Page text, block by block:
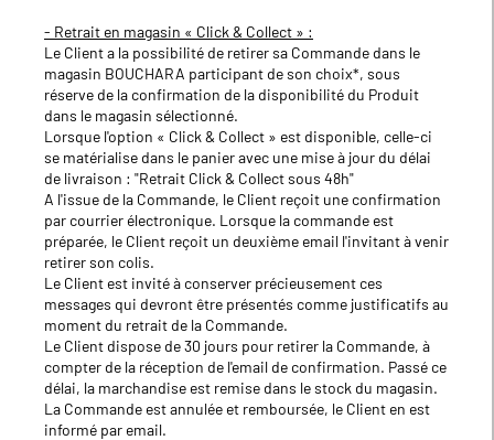
- Retrait en magasin « Click & Collect » :
Le Client a la possibilité de retirer sa Commande dans le
magasin BOUCHARA participant de son choix*, sous
réserve de la confirmation de la disponibilité du Produit
dans le magasin sélectionné.
Lorsque l'option « Click & Collect » est disponible, celle-ci
se matérialise dans le panier avec une mise à jour du délai
de livraison : "Retrait Click & Collect sous 48h"
A l'issue de la Commande, le Client reçoit une confirmation
par courrier électronique. Lorsque la commande est
préparée, le Client reçoit un deuxième email l'invitant à venir
retirer son colis.
Le Client est invité à conserver précieusement ces
messages qui devront être présentés comme justificatifs au
moment du retrait de la Commande.
Le Client dispose de 30 jours pour retirer la Commande, à
compter de la réception de l'email de confirmation. Passé ce
délai, la marchandise est remise dans le stock du magasin.
La Commande est annulée et remboursée, le Client en est
informé par email.